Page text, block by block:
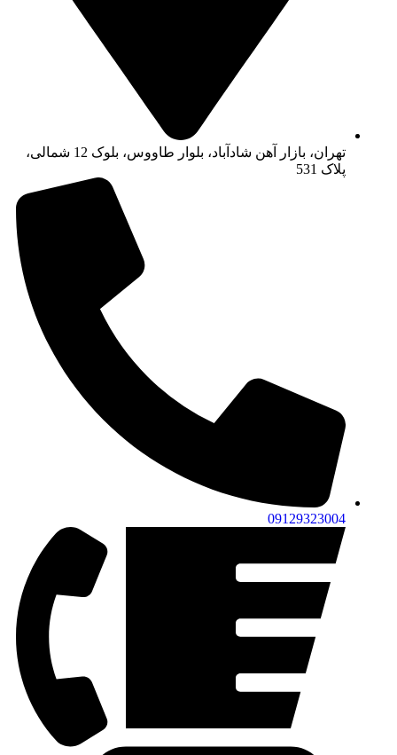
تهران، بازار آهن شادآباد، بلوار طاووس، بلوک 12 شمالی،
پلاک 531
09129323004